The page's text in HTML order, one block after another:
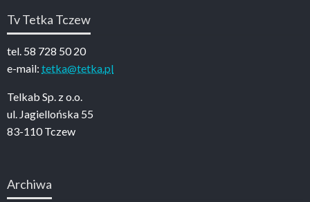
Tv Tetka Tczew
tel. 58 728 50 20
e-mail: tetka@tetka.pl
Telkab Sp. z o.o.
ul. Jagiellońska 55
83-110 Tczew
Archiwa